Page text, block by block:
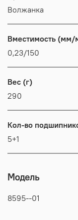
Волжанка
Вместимость (мм/
0,23/150
Вес (г)
290
Кол-во
5+1
Модель
8595--01